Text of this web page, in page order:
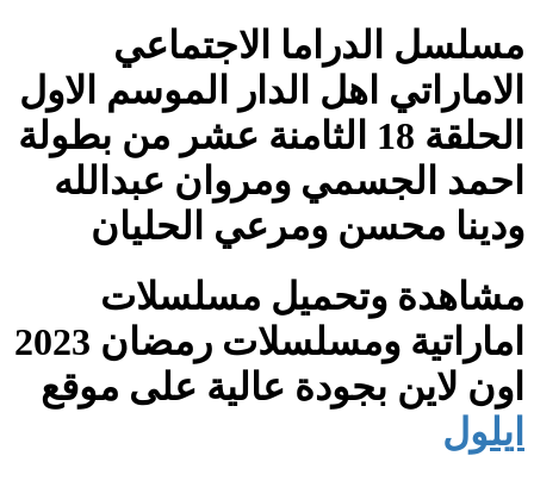
مسلسل الدراما الاجتماعي
الاماراتي اهل الدار الموسم الاول
الحلقة 18 الثامنة عشر من بطولة
احمد الجسمي ومروان عبدالله
ودينا محسن ومرعي الحليان
مشاهدة وتحميل مسلسلات
اماراتية ومسلسلات رمضان 2023
اون لاين بجودة عالية على موقع
ايلول